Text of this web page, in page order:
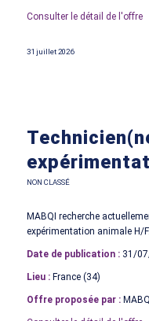
Consulter le détail de l'offre
31 juillet 2026
NON CLASSÉ
MABQI recherche
expérimentation animale H/F.
Date de publication :31/
Lieu :France (34)
Offre proposée par :MABQI